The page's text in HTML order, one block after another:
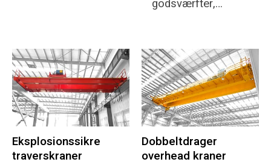
bundpladens
betingelser og kan
betjenes på
forskellige lodrette
kurver, flade kurver
og komplekse kurver.
godsværfter,
losning af
bulkmaterialer.
Eksplosionssikre
traverskraner
Dobbeltdrager
overhead kraner